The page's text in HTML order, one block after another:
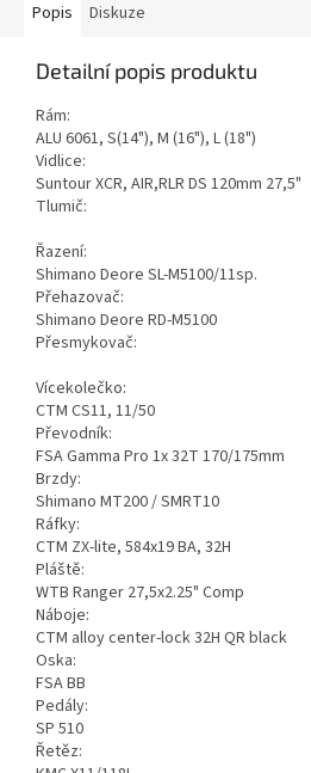
Popis Diskuze
Detailní popis produktu
Rám:
ALU 6061, S(14"), M (16"), L (18")
Vidlice:
Suntour XCR, AIR,RLR DS 120mm 27,5"
Tlumič:
Řazení:
Shimano Deore SL-M5100/11sp.
Přehazovač:
Shimano Deore RD-M5100
Přesmykovač:
Vícekolečko:
CTM CS11, 11/50
Převodník:
FSA Gamma Pro 1x 32T 170/175mm
Brzdy:
Shimano MT200 / SMRT10
Ráfky:
CTM ZX-lite, 584x19 BA, 32H
Pláště:
WTB Ranger 27,5x2.25" Comp
Náboje:
CTM alloy center-lock 32H QR black
Oska:
FSA BB
Pedály:
SP 510
Řetěz: